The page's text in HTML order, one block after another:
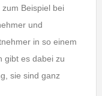
Beispiel bei
und
in so einem
gibt es dabei zu
sie sind ganz